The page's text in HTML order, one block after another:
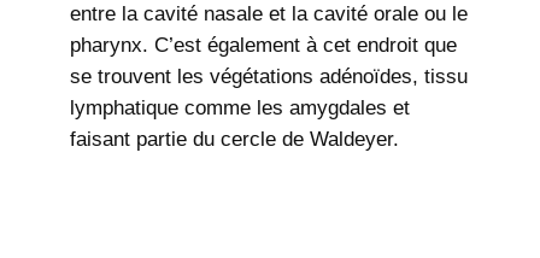
entre la cavité nasale et la cavité orale ou le
pharynx. C’est également à cet endroit que
se trouvent les végétations adénoïdes, tissu
lymphatique comme les amygdales et
faisant partie du cercle de Waldeyer.